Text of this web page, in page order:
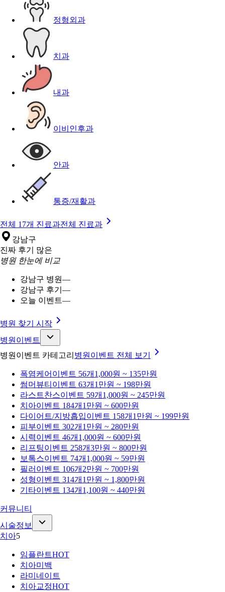
정형외과
치과
내과
이비인후과
안과
통증/재활과
전체 17개 진료과전체 진료과
강남구
진짜 후기 많은
병원 한눈에 비교
강남구 병원—
강남구 후기 —
오늘 이벤트—
병원 찾기 시작
병원이벤트
병원이벤트 카테고리 병원이벤트 전체 보기
폭염케어 이벤트 56개 1,000원 ~ 135만원
썸머뷰티 이벤트 63개 1만원 ~ 198만원
라스트찬스이벤트 59개 1,000원 ~ 245만원
치아이벤트 184개 1만원 ~ 600만원
다이어트/지방흡입이벤트 158개 1만원 ~ 199만원
피부이벤트 302개 1만원 ~ 280만원
시력이벤트 46개 1,000원 ~ 600만원
리프팅이벤트 258개3만원 ~ 800만원
보톡스이벤트 74개 1,000원 ~ 59만원
필러 이벤트 106개 2만원 ~ 700만원
성형이벤트 314개 1만원 ~ 1,800만원
기타이벤트 134개 1,100원 ~ 440만원
커뮤니티
시술정보
치아5
임플란트HOT
치아미백
라미네이트
치아교정HOT